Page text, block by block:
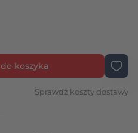
do koszyka
Sprawdź koszty dostawy